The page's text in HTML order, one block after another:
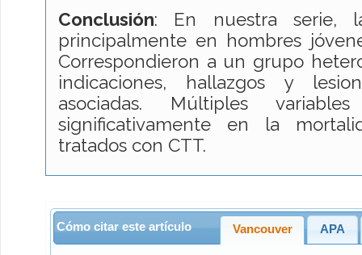
Conclusión: En nuestra serie,
principalmente en hombres
Correspondieron a un grupo
indicaciones, hallazgos y
asociadas. Múltiples
significativamente en la
tratados con CTT.
Cómo citar este artículo Vancouver APA